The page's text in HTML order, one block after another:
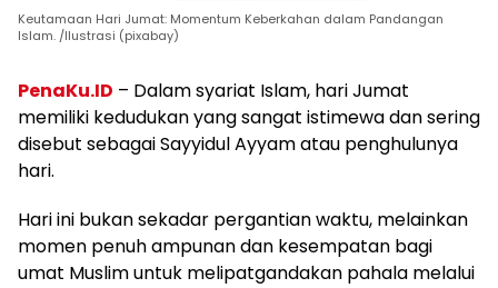
Keutamaan Hari Jumat: Momentum Keberkahan dalam Pandangan
Islam. /Ilustrasi (pixabay)
PenaKu.ID – Dalam syariat Islam, hari Jumat
memiliki kedudukan yang sangat istimewa dan sering
disebut sebagai Sayyidul Ayyam atau penghulunya
hari.
Hari ini bukan sekadar pergantian waktu, melainkan
momen penuh ampunan dan kesempatan bagi
umat Muslim untuk melipatgandakan pahala melalui